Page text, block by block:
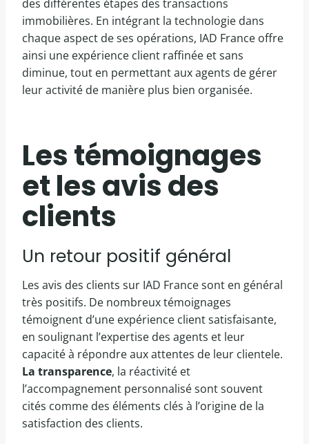
des différentes étapes des transactions
immobilières. En intégrant la technologie dans
chaque aspect de ses opérations, IAD France offre
ainsi une expérience client raffinée et sans
diminue, tout en permettant aux agents de gérer
leur activité de manière plus bien organisée.
Les témoignages
et les avis des
clients
Un retour positif général
Les avis des clients sur IAD France sont en général
très positifs. De nombreux témoignages
témoignent d’une expérience client satisfaisante,
en soulignant l’expertise des agents et leur
capacité à répondre aux attentes de leur clientele.
La transparence, la réactivité et
l’accompagnement personnalisé sont souvent
cités comme des éléments clés à l’origine de la
satisfaction des clients.